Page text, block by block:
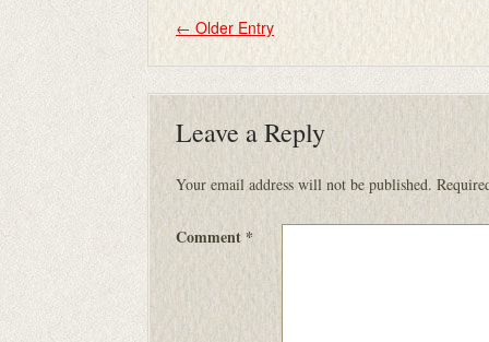
← Older Entry
Leave a Reply
Your email address will not be published.
Comment *